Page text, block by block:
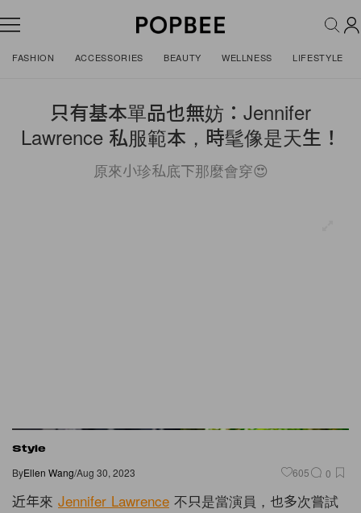
FASHION ACCESSORIES BEAUTY WELLNESS LIFESTYLE
只有基本單品也無妨：Jennifer
Lawrence 私服範本，時髦像是天生！
原來小珍私底下那麼會穿😍
Style
ByEllen Wang/Aug 30, 2023 605 0
近年來 Jennifer Lawrence 不只是當演員，也多次嘗試